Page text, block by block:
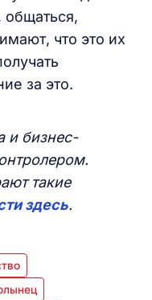
общаться,
что это их
за это.
и бизнес-
такие
здесь.